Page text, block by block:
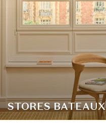
STORES BATEAUX